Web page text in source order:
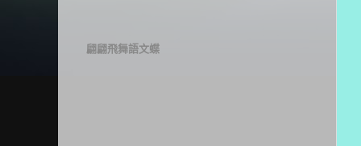
翩翩飛舞語文蝶